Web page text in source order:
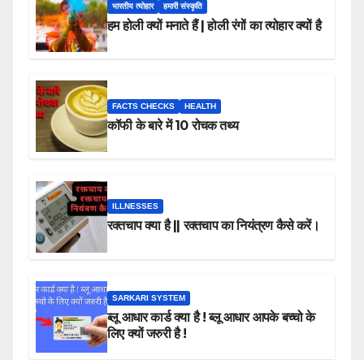
भारतीय त्योहार हमारी संस्कृति
हम होली क्यों मनाते हैं | होली रंगों का त्योहार क्यों है
FACTS CHECKS HEALTH
कॉफी के बारे में 10 रोचक तथ्य
ILLNESSES
रक्तचाप क्या है || रक्तचाप का नियंत्रण कैसे करें।
SARKARI SYSTEM
ब्लू आधार कार्ड क्या है ! ब्लू आधार आपके बच्चो के
लिए क्यों जरुरी है !